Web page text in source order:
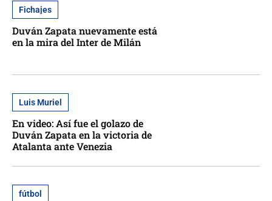
Fichajes
Duván Zapata nuevamente está
en la mira del Inter de Milán
Luis Muriel
En video: Así fue el golazo de
Duván Zapata en la victoria de
Atalanta ante Venezia
fútbol